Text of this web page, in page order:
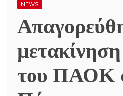
NEWS
του ΠΑΟΚ